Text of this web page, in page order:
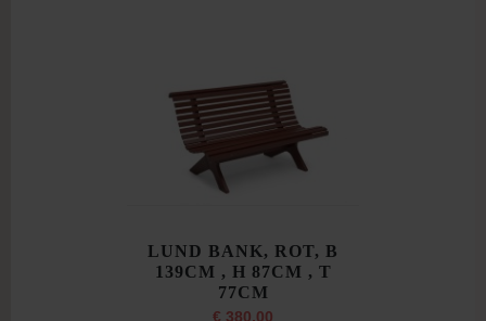
LUND BANK, ROT, B
139CM , H 87CM , T
77CM
€ 380,00